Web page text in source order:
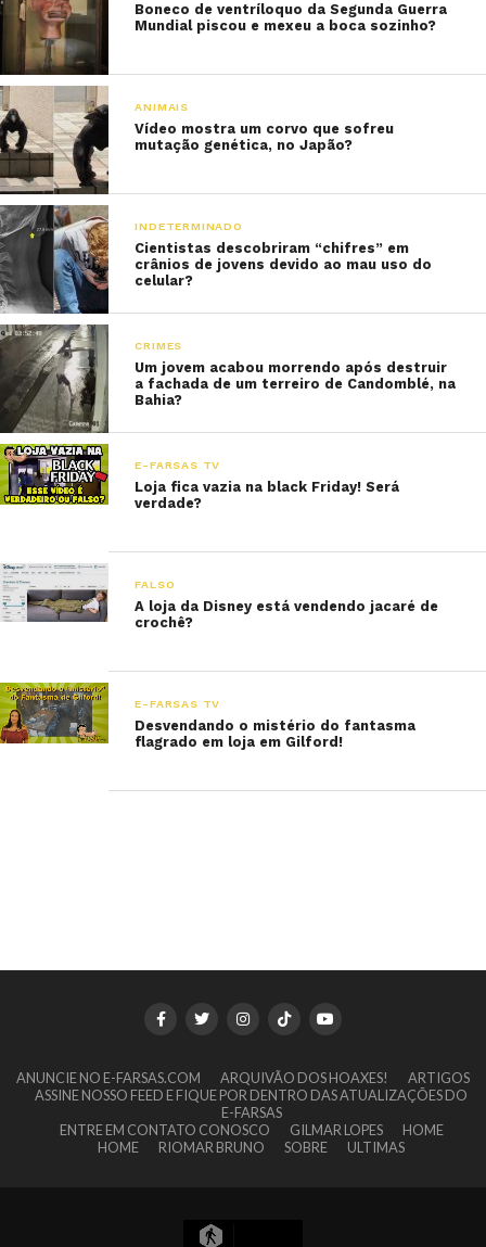
Boneco de ventríloquo da Segunda Guerra
Mundial piscou e mexeu a boca sozinho?
ANIMAIS
Vídeo mostra um corvo que sofreu
mutação genética, no Japão?
INDETERMINADO
Cientistas descobriram “chifres” em
crânios de jovens devido ao mau uso do
celular?
CRIMES
Um jovem acabou morrendo após destruir
a fachada de um terreiro de Candomblé, na
Bahia?
E-FARSAS TV
Loja fica vazia na black Friday! Será
verdade?
FALSO
A loja da Disney está vendendo jacaré de
crochê?
E-FARSAS TV
Desvendando o mistério do fantasma
flagrado em loja em Gilford!
ANUNCIE NO E-FARSAS.COM ARQUIVÃO DOS HOAXES!
ARTIGOS
ASSINE NOSSO FEED E FIQUE POR DENTRO DAS ATUALIZAÇÕES DO
E-FARSAS
ENTRE EM CONTATO CONOSCO
GILMAR LOPES
HOME
HOME
RIOMAR BRUNO SOBRE ULTIMAS